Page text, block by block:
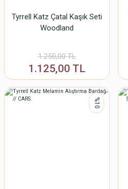
Tyrrell Katz Çatal Kaşık Seti
Woodland
1.250,00 TL
1.125,00 TL
%10